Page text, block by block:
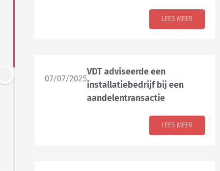
LEES MEER
07/07/2025
VDT adviseerde een
installatiebedrijf bij een
aandelentransactie
LEES MEER